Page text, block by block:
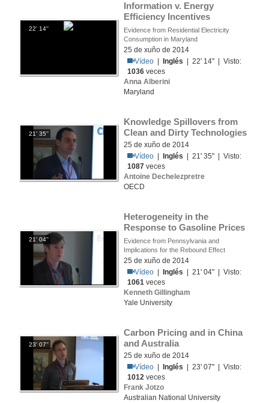
22' 14''
Information v. Energy
Efficiency Incentives
Evidence from Residential Electricity
Consumption in Maryland
25 de xuño de 2014
Vídeo
Inglés | 22' 14'' | Visto:
1036 veces
Anna Alberini
Maryland
21' 35''
Knowledge Spillovers from
Clean and Dirty Technologies
25 de xuño de 2014
Vídeo
Inglés | 21' 35'' | Visto:
1087 veces
Antoine Dechelezpretre
OECD
21' 04''
Heterogeneity in the
Response to Gasoline Prices
Evidence from Pennsylvania and
Implications for the Rebound Effect
25 de xuño de 2014
Vídeo
Inglés | 21' 04'' | Visto:
1061 veces
Kenneth Gillingham
Yale University
23' 07''
Carbon Pricing and in China
and Australia
25 de xuño de 2014
Vídeo
Inglés | 23' 07'' | Visto:
1012 veces
Frank Jotzo
Australian National University